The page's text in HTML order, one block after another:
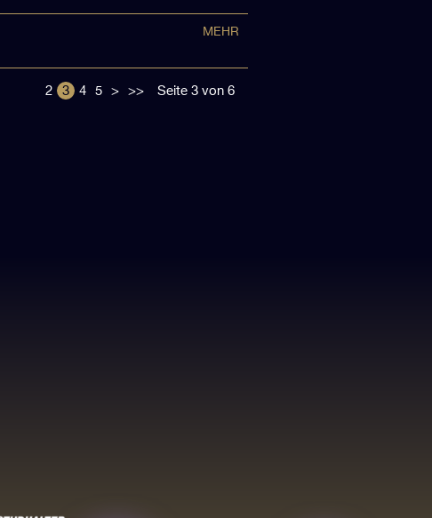
MEHR
2 3 4 5 > >> Seite 3 von 6